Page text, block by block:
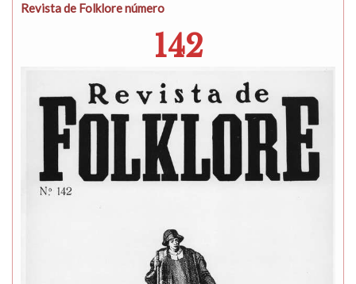
Revista de Folklore número
142